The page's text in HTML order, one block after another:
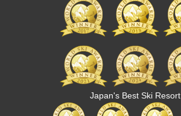
Japan's Best Ski Resort